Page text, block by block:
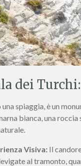
dei
una spiaggia, è un
bianca, una
Visiva: Il
al tramonto,